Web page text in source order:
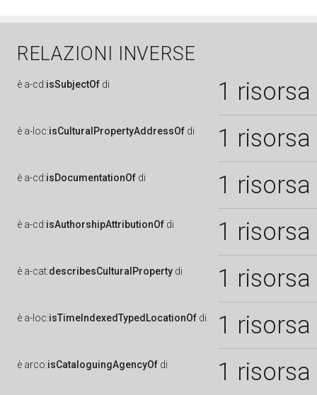
RELAZIONI INVERSE
è a-cd:isSubjectOf di 1 risorsa
è a-loc:isCulturalPropertyAddressOf di 1 risorsa
è a-cd:isDocumentationOf di 1 risorsa
è a-cd:isAuthorshipAttributionOf di 1 risorsa
è a-cat:describesCulturalProperty di 1 risorsa
è a-loc:isTimeIndexedTypedLocationOf di 1 risorsa
è arco:isCataloguingAgencyOf di 1 risorsa